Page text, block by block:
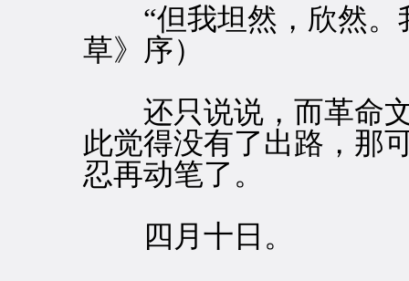
“但我坦然，欣然。
草》序）
还只说说，而革命文
此觉得没有了出路，那
忍再动笔了。
四月十日。